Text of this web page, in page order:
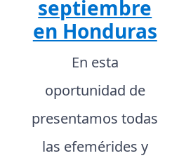
septiembre
en Honduras
En esta
oportunidad de
presentamos todas
las efemérides y